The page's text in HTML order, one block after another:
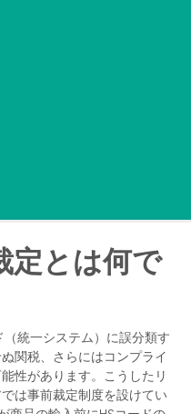
定とは何で
統一システム）に誤分類す
関税、さらにはコンプライ
性があります。こうしたリ
は事前裁定制度を設けてい